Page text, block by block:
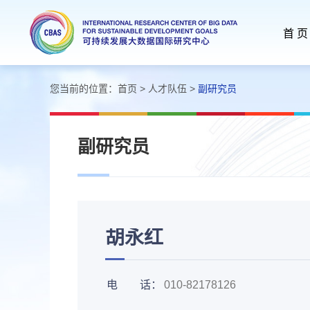
首 页
您当前的位置： 首页 > 人才队伍 > 副研究员
副研究员
胡永红
电 话： 010-82178126